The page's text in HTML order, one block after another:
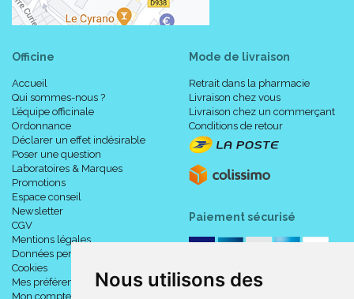
Nous utilisons des
Officine
Accueil
Qui sommes-nous ?
L’équipe officinale
Ordonnance
Déclarer un effet indésirable
Poser une question
Laboratoires & Marques
Promotions
Espace conseil
Newsletter
CGV
Mentions légales
Données personnelles
Cookies
Mes préférences Cookies
Mon compte
Mode de livraison
Retrait dans la pharmacie
Livraison chez vous
Livraison chez un commerçant
Conditions de retour
Paiement sécurisé